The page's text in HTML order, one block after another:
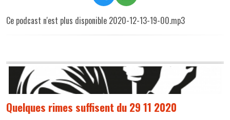
Ce podcast n'est plus disponible 2020-12-13-19-00.mp3
Quelques rimes suffisent du 29 11 2020